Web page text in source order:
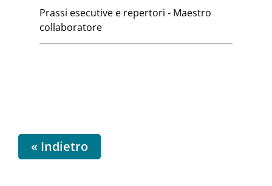
Prassi esecutive e repertori - Maestro
collaboratore
« Indietro